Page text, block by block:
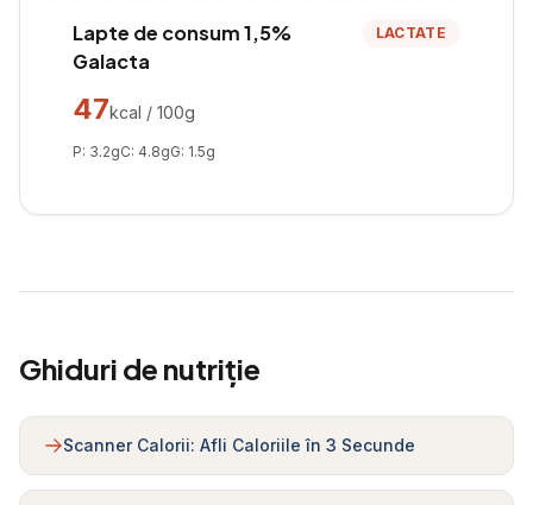
Lapte de consum 1,5%
Galacta
LACTATE
47kcal / 100g
P: 3.2gC: 4.8gG: 1.5g
Ghiduri de nutriție
Scanner Calorii: Afli Caloriile în 3 Secunde